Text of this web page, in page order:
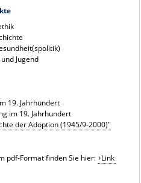
Jugend
19. Jahrhundert
im 19. Jahrhundert
der Adoption (1945/9-2000)"
pdf-Format finden Sie hier: Link